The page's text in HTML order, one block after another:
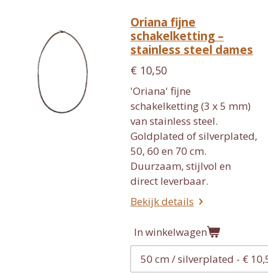
Oriana fijne
schakelketting –
stainless steel dames
€ 10,50
'Oriana' fijne
schakelketting (3 x 5 mm)
van stainless steel.
Goldplated of silverplated,
50, 60 en 70 cm.
Duurzaam, stijlvol en
direct leverbaar.
Bekijk details
In winkelwagen